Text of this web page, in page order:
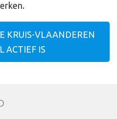
KRUIS-VLAANDEREN
ACTIEF IS